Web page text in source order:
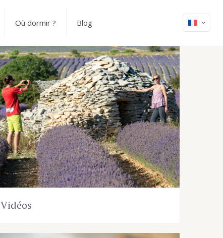
Où dormir ? Blog
Vidéos